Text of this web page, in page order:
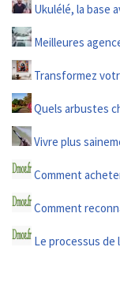
Ukulélé, la base
Meilleures
Transformez
Quels arbustes
Vivre plus
Comment
Comment
Le processus